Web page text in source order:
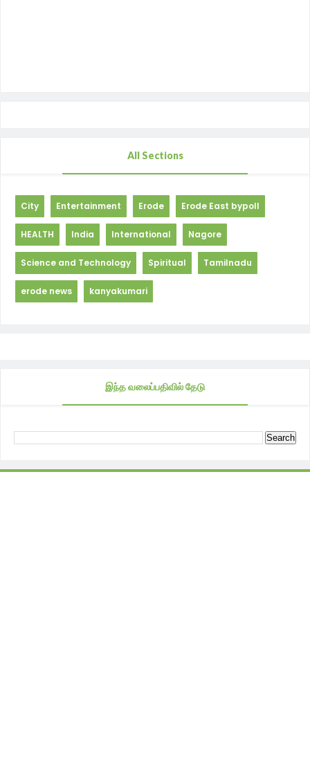
All Sections
City Entertainment Erode Erode East bypoll
HEALTH India International Nagore
Science and Technology Spiritual Tamilnadu
erode news kanyakumari
இந்த வலைப்பதிவில் தேடு